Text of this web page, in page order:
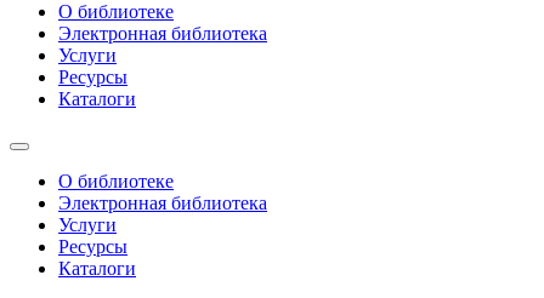
О библиотеке
Электронная библиотека
Услуги
Ресурсы
Каталоги
О библиотеке
Электронная библиотека
Услуги
Ресурсы
Каталоги